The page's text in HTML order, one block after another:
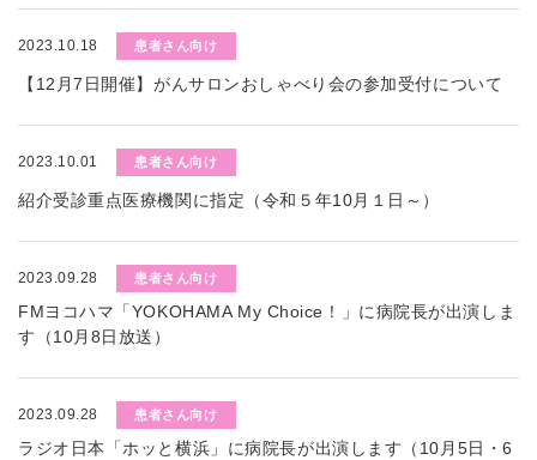
2023.10.18 患者さん向け
【12月7日開催】がんサロンおしゃべり会の参加受付について
2023.10.01 患者さん向け
紹介受診重点医療機関に指定（令和５年10月１日～）
2023.09.28 患者さん向け
FMヨコハマ「YOKOHAMA My Choice！」に病院長が出演しま
す（10月8日放送）
2023.09.28 患者さん向け
ラジオ日本「ホッと横浜」に病院長が出演します（10月5日・6